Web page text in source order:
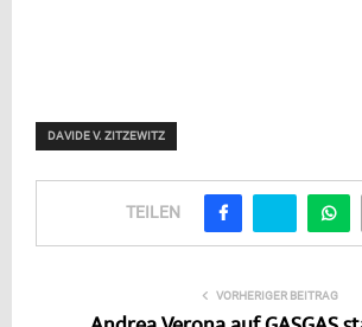
DAVIDE V. ZITZEWITZ
TEILEN
VORHERIGER BEITRAG